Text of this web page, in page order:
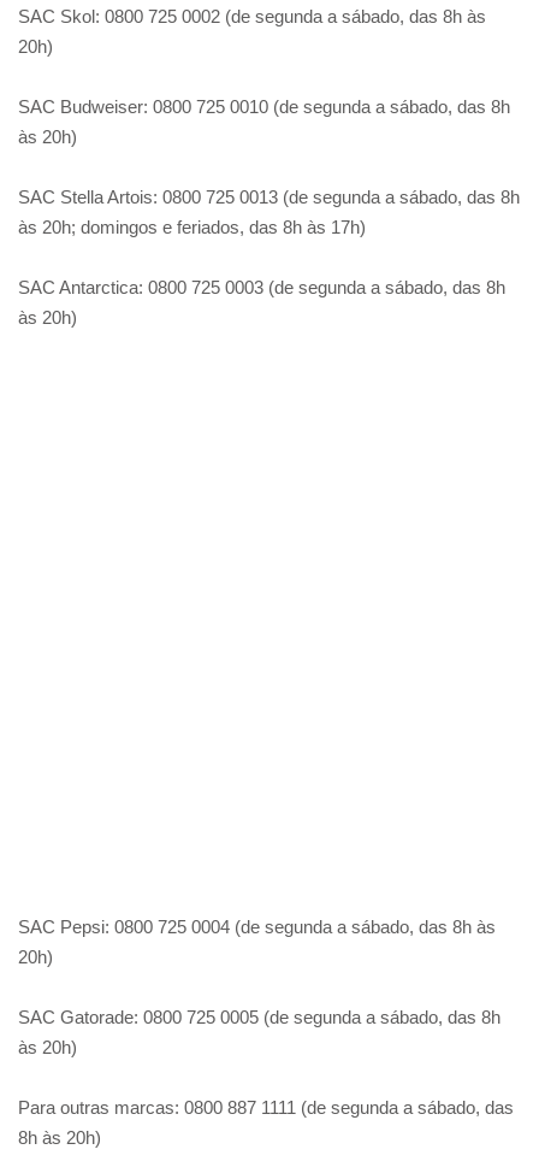
SAC Skol: 0800 725 0002 (de segunda a sábado, das 8h às
20h)
SAC Budweiser: 0800 725 0010 (de segunda a sábado, das 8h
às 20h)
SAC Stella Artois: 0800 725 0013 (de segunda a sábado, das 8h
às 20h; domingos e feriados, das 8h às 17h)
SAC Antarctica: 0800 725 0003 (de segunda a sábado, das 8h
às 20h)
SAC Pepsi: 0800 725 0004 (de segunda a sábado, das 8h às
20h)
SAC Gatorade: 0800 725 0005 (de segunda a sábado, das 8h
às 20h)
Para outras marcas: 0800 887 1111 (de segunda a sábado, das
8h às 20h)